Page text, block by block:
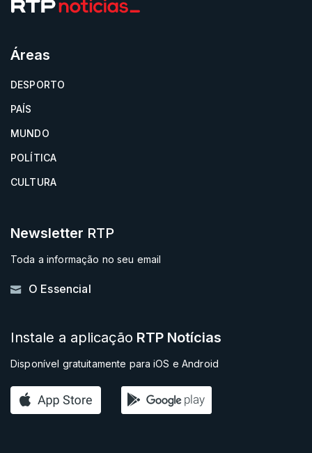
Áreas
DESPORTO
PAÍS
MUNDO
POLÍTICA
CULTURA
Newsletter RTP
Toda a informação no seu email
O Essencial
Instale a aplicação RTP Notícias
Disponível gratuitamente para iOS e Android